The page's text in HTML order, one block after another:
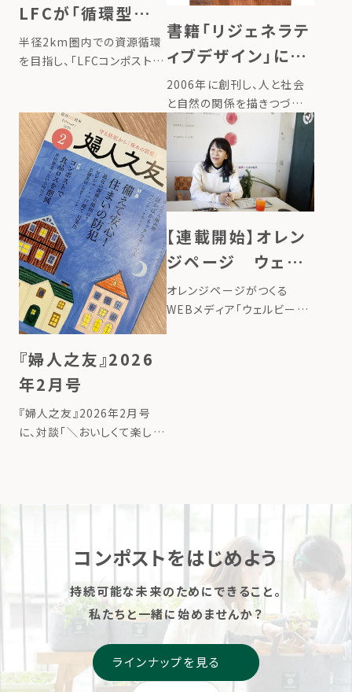
LFCが「循環型ライ
フスタイルへの転
換に向けた取組に
締結
半径2km圏内での資源循環
を目指し、「LFCコンポスト」
下「LFC」）は、静岡県三島市
と、生ごみの減量および環境
負荷の低減を目的とした「循
環型ライフスタイルへの転換
に向 […]
書籍「リジェネラテ
ィブデザイン」に、
代表たいらの半径
2km圏内での栄養
循環のストーリー
が掲載されました。
2006年に創刊し、人と社会
と自然の関係を描きつづけ
るWEBマガジン
「greenz.jp」。 greenzが
『自然環境の再生と同時に、
社会と私たち自身もすこやか
さを取り戻す仕組みをつくる
こと』を「リジェネラティブデ
ザイン […]
『婦人之友』2026
年2月号
『婦人之友』2026年2月号
に、対談「＼おいしくて楽しい
【連載開始】オレン
ジページ ウェル
ビーイング100
オレンジページがつくる
WEBメディア「ウェルビーイ
コンポストをはじめよう
持続可能な未来のためにできること。
私たちと一緒に始めませんか？
ラインナップを見る